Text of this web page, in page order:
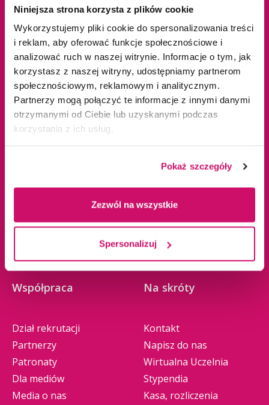
Niniejsza strona korzysta z plików cookie
Wykorzystujemy pliki cookie do spersonalizowania treści
i reklam, aby oferować funkcje społecznościowe i
analizować ruch w naszej witrynie. Informacje o tym, jak
korzystasz z naszej witryny, udostępniamy partnerom
społecznościowym, reklamowym i analitycznym.
Partnerzy mogą połączyć te informacje z innymi danymi
otrzymanymi od Ciebie lub uzyskanymi podczas
korzystania z ich usług.
Pokaż szczegóły
Zezwól na wszystkie
Spersonalizuj
Żywiec
Oferta edukacyjna
Studia I stopnia
Studia II stopnia
Jednolite magisterskie
Promocje
Uczelnia
O nas
Władze
Business School
Nauka i badania
Wydawnictwo
Zrównoważony rozwój
Współpraca
Dział rekrutacji
Partnerzy
Patronaty
Dla mediów
Media o nas
Na skróty
Kontakt
Napisz do nas
Wirtualna Uczelnia
Stypendia
Kasa, rozliczenia